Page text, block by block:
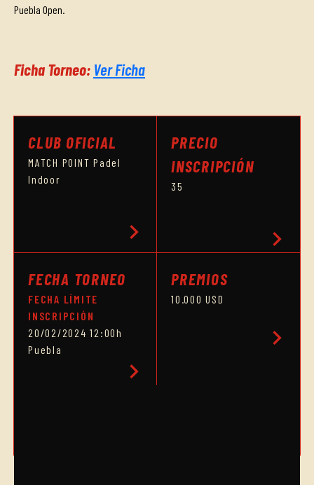
Puebla Open.
Ficha Torneo: Ver Ficha
CLUB OFICIAL
MATCH POINT Padel
Indoor
chevron_right
PRECIO
INSCRIPCIÓN
35
chevron_right
FECHA TORNEO
FECHA LÍMITE
INSCRIPCIÓN
20/02/2024 12:00h
Puebla
chevron_right
PREMIOS
10.000 USD
chevron_right